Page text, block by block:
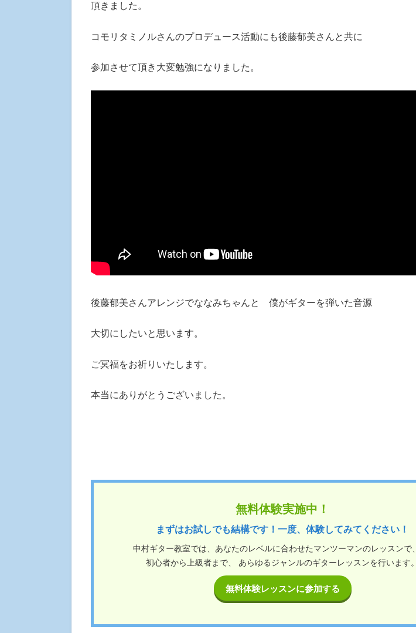
頂きました。
コモリタミノルさんのプロデュース活動にも後藤郁美さんと共に
参加させて頂き大変勉強になりました。
後藤郁美さんアレンジでななみちゃんと 僕がギターを弾いた音源
大切にしたいと思います。
ご冥福をお祈りいたします。
本当にありがとうございました。
無料体験実施中！
まずはお試しでも結構です！一度、体験してみてください！
中村ギター教室では、あなたのレベルに合わせたマンツーマンのレッスンで、
初心者から上級者まで、 あらゆるジャンルのギターレッスンを行います。
無料体験レッスンに参加する